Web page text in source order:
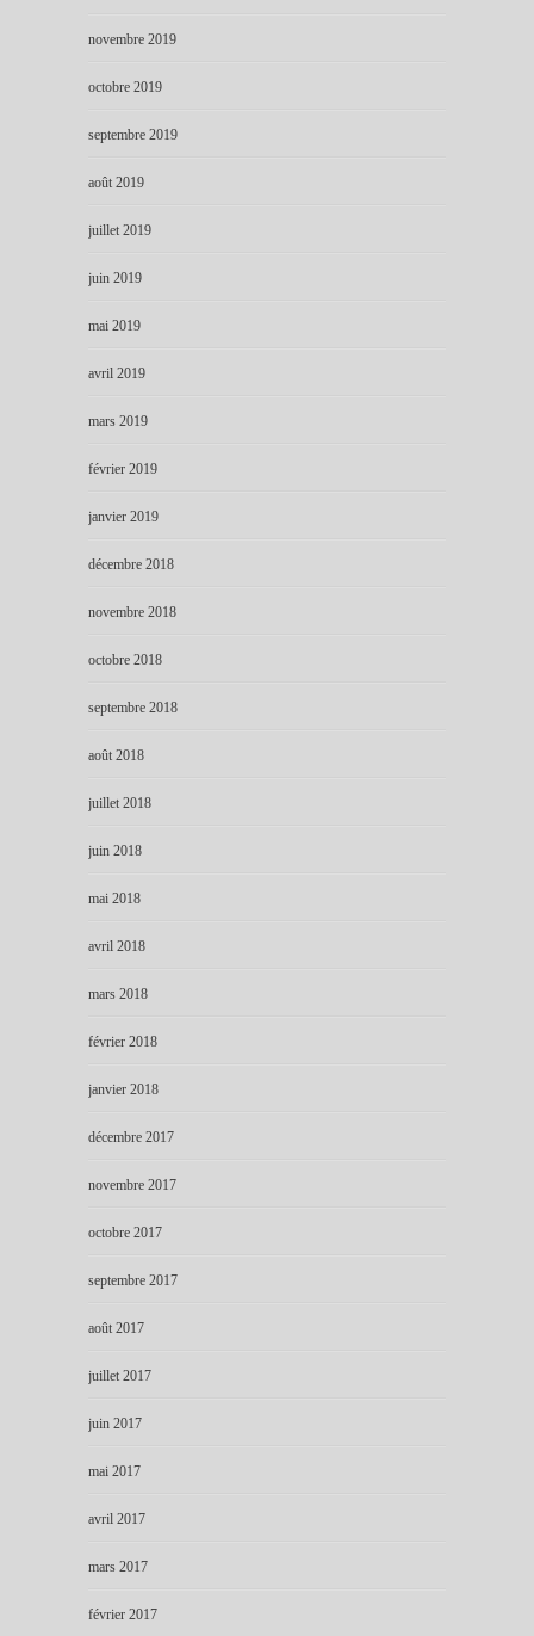
novembre 2019
octobre 2019
septembre 2019
août 2019
juillet 2019
juin 2019
mai 2019
avril 2019
mars 2019
février 2019
janvier 2019
décembre 2018
novembre 2018
octobre 2018
septembre 2018
août 2018
juillet 2018
juin 2018
mai 2018
avril 2018
mars 2018
février 2018
janvier 2018
décembre 2017
novembre 2017
octobre 2017
septembre 2017
août 2017
juillet 2017
juin 2017
mai 2017
avril 2017
mars 2017
février 2017